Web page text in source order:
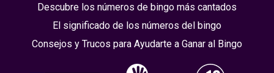
Descubre los números de bingo más cantados
El significado de los números del bingo
Consejos y Trucos para Ayudarte a Ganar al Bingo